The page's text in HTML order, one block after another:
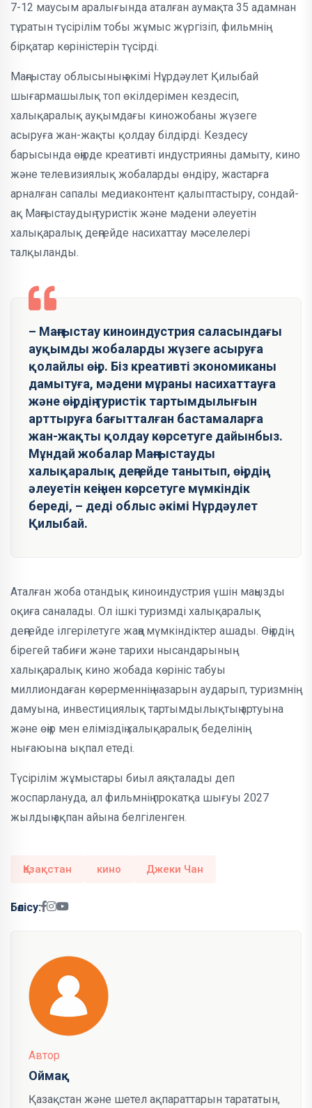
7-12 маусым аралығында аталған аумақта 35 адамнан
тұратын түсірілім тобы жұмыс жүргізіп, фильмнің
бірқатар көріністерін түсірді.
Маңғыстау облысының әкімі Нұрдәулет Қилыбай
шығармашылық топ өкілдерімен кездесіп,
халықаралық ауқымдағы киножобаны жүзеге
асыруға жан-жақты қолдау білдірді. Кездесу
барысында өңірде креативті индустрияны дамыту, кино
және телевизиялық жобаларды өндіру, жастарға
арналған сапалы медиаконтент қалыптастыру, сондай-
ақ Маңғыстаудың туристік және мәдени әлеуетін
халықаралық деңгейде насихаттау мәселелері
талқыланды.
– Маңғыстау киноиндустрия саласындағы
ауқымды жобаларды жүзеге асыруға
қолайлы өңір. Біз креативті экономиканы
дамытуға, мәдени мұраны насихаттауға
және өңірдің туристік тартымдылығын
арттыруға бағытталған бастамаларға
жан-жақты қолдау көрсетуге дайынбыз.
Мұндай жобалар Маңғыстауды
халықаралық деңгейде танытып, өңірдің
әлеуетін кеңінен көрсетуге мүмкіндік
береді, – деді облыс әкімі Нұрдәулет
Қилыбай.
Аталған жоба отандық киноиндустрия үшін маңызды
оқиға саналады. Ол ішкі туризмді халықаралық
деңгейде ілгерілетуге жаңа мүмкіндіктер ашады. Өңірдің
бірегей табиғи және тарихи нысандарының
халықаралық кино жобада көрініс табуы
миллиондаған көрерменнің назарын аударып, туризмнің
дамуына, инвестициялық тартымдылықтың артуына
және өңір мен еліміздің халықаралық беделінің
нығаюына ықпал етеді.
Түсірілім жұмыстары биыл аяқталады деп
жоспарлануда, ал фильмнің прокатқа шығуы 2027
жылдың ақпан айына белгіленген.
Қазақстан кино Джеки Чан
Бөлісу:
Автор
Оймақ
Қазақстан және шетел ақпараттарын тарататын,